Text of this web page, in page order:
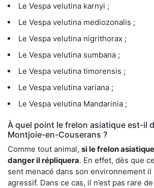
Le Vespa velutina karnyi ;
Le Vespa velutina mediozonalis ;
Le Vespa velutina nigrithorax ;
Le Vespa velutina sumbana ;
Le Vespa velutina timorensis ;
Le Vespa velutina variana ;
Le Vespa velutina Mandarinia ;
À quel point le frelon asiatique est-il
Montjoie-en-Couserans ?
Comme tout animal, si le frelon
danger il répliquera. En effet, dès que
sent menacé dans son environnement
agressif. Dans ce cas, il n’est pas rare